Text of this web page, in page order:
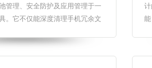
管理、安全防护及应用管理于一
。它不仅能深度清理手机冗余文
畅如新。特别的安全防护功能，
保护用户隐私